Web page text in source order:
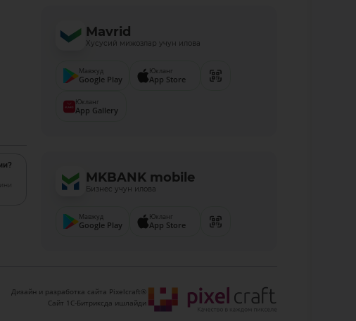
Mavrid
Хусусий мижозлар учун илова
Мавжуд
Google Play
Юкланг
App Store
Юкланг
App Gallery
MKBANK mobile
Бизнес учун илова
Мавжуд
Google Play
Юкланг
App Store
Дизайн и разработка сайта Pixelcraft®
Сайт 1C-Битриксда ишлайди